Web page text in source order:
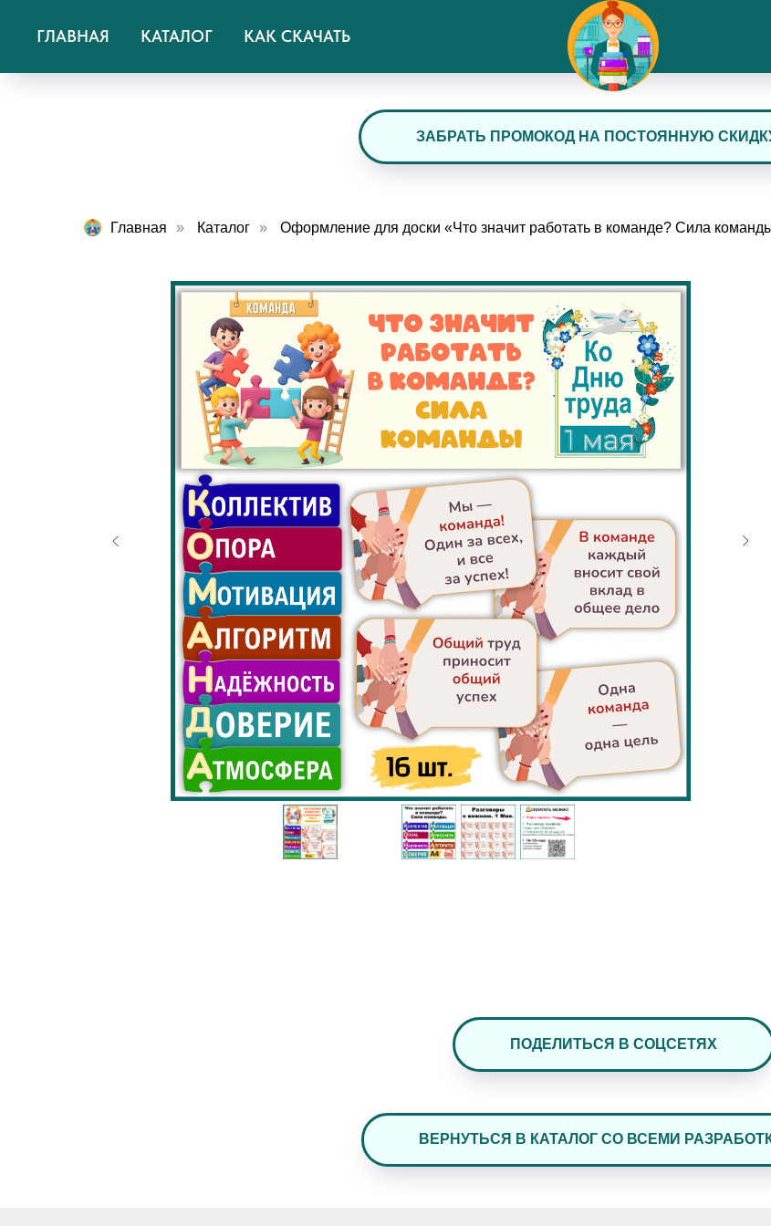
ГЛАВНАЯ КАТАЛОГ КАК СКАЧАТЬ
ЗАБРАТЬ ПРОМОКОД НА ПОСТОЯННУЮ
Главная » Каталог » Оформление для доски «Что значит работать в команде? Сила
ПОДЕЛИТЬСЯ В СОЦСЕТЯХ
ВЕРНУТЬСЯ В КАТАЛОГ СО ВСЕМИ